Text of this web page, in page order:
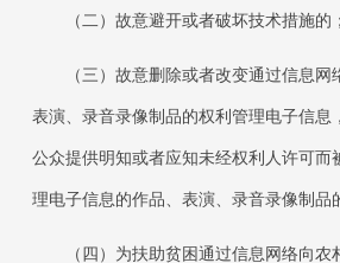
（二）故意避开或者破坏技术措施的；
（三）故意删除或者改变通过信息网
表演、录音录像制品的权利管理电子信息
公众提供明知或者应知未经权利人许可而
理电子信息的作品、表演、录音录像制品
（四）为扶助贫困通过信息网络向